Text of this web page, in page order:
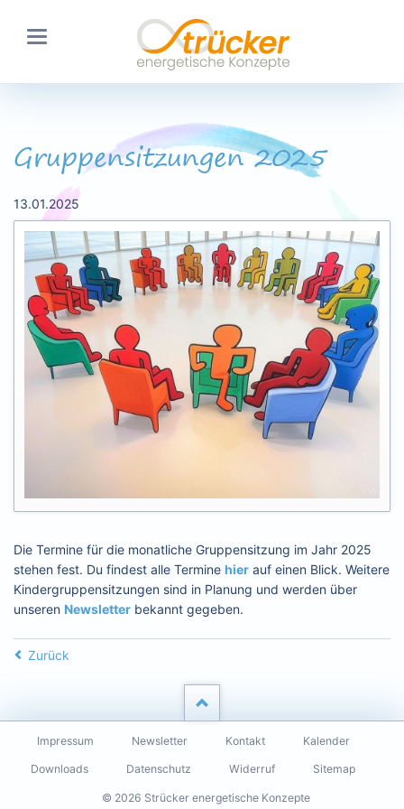
Gruppensitzungen 2025
13.01.2025
Die Termine für die monatliche Gruppensitzung im Jahr 2025
stehen fest. Du findest alle Terminehier auf einen Blick. Weitere
Kindergruppensitzungen sind in Planung und werden über
unseren Newsletter bekannt gegeben.
Zurück
Navigation
überspringen
Impressum Newsletter Kontakt Kalender
Downloads Datenschutz Widerruf Sitemap
© 2026 Strücker energetische Konzepte